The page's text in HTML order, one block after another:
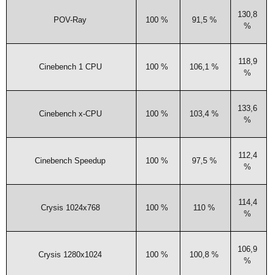
POV-Ray 100 % 91,5 %
130,8
%
Cine­bench 1 CPU 100 % 106,1 %
118,9
%
Cine­bench x‑CPU 100 % 103,4 %
133,6
%
Cine­bench Speedup 100 % 97,5 %
112,4
%
Crysis 1024x768 100 % 110 %
114,4
%
Crysis 1280x1024 100 % 100,8 %
106,9
%